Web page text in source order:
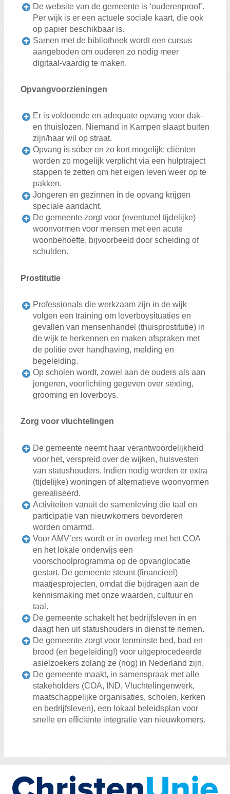
De website van de gemeente is ‘ouderenproof’.
Per wijk is er een actuele sociale kaart, die ook
op papier beschikbaar is.
Samen met de bibliotheek wordt een cursus
aangeboden om ouderen zo nodig meer
digitaal-vaardig te maken.
Opvangvoorzieningen
Er is voldoende en adequate opvang voor dak-
en thuislozen. Niemand in Kampen slaapt buiten
zijn/haar wil op straat.
Opvang is sober en zo kort mogelijk; cliënten
worden zo mogelijk verplicht via een hulptraject
stappen te zetten om het eigen leven weer op te
pakken.
Jongeren en gezinnen in de opvang krijgen
speciale aandacht.
De gemeente zorgt voor (eventueel tijdelijke)
woonvormen voor mensen met een acute
woonbehoefte, bijvoorbeeld door scheiding of
schulden.
Prostitutie
Professionals die werkzaam zijn in de wijk
volgen een training om loverboysituaties en
gevallen van mensenhandel (thuisprostitutie) in
de wijk te herkennen en maken afspraken met
de politie over handhaving, melding en
begeleiding.
Op scholen wordt, zowel aan de ouders als aan
jongeren, voorlichting gegeven over sexting,
grooming en loverboys.
Zorg voor vluchtelingen
De gemeente neemt haar verantwoordelijkheid
voor het, verspreid over de wijken, huisvesten
van statushouders. Indien nodig worden er extra
(tijdelijke) woningen of alternatieve woonvormen
gerealiseerd.
Activiteiten vanuit de samenleving die taal en
participatie van nieuwkomers bevorderen
worden omarmd.
Voor AMV’ers wordt er in overleg met het COA
en het lokale onderwijs een
voorschoolprogramma op de opvanglocatie
gestart. De gemeente steunt (financieel)
maatjesprojecten, omdat die bijdragen aan de
kennismaking met onze waarden, cultuur en
taal.
De gemeente schakelt het bedrijfsleven in en
daagt hen uit statushouders in dienst te nemen.
De gemeente zorgt voor tenminste bed, bad en
brood (en begeleiding!) voor uitgeprocedeerde
asielzoekers zolang ze (nog) in Nederland zijn.
De gemeente maakt, in samenspraak met alle
stakeholders (COA, IND, Vluchtelingenwerk,
maatschappelijke organisaties, scholen, kerken
en bedrijfsleven), een lokaal beleidsplan voor
snelle en efficiënte integratie van nieuwkomers.